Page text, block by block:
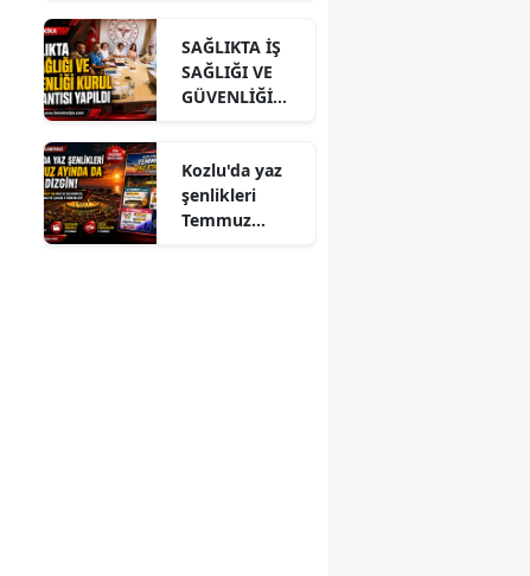
ZİYARET
SAĞLIKTA İŞ
SAĞLIĞI VE
GÜVENLİĞİ
YAPILDI
Kozlu'da yaz
şenlikleri
Temmuz